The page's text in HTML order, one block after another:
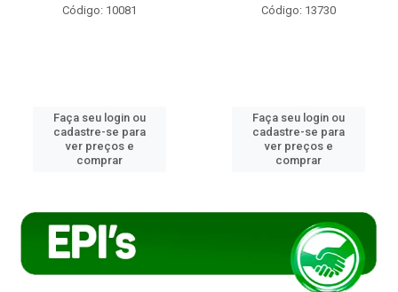
Código: 10081
Faça seu login ou
cadastre-se para
ver preços e
comprar
Código: 13730
Faça seu login ou
cadastre-se para
ver preços e
comprar